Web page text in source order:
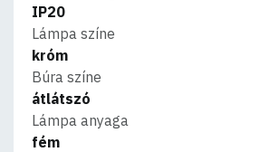
IP20
Lámpa színe
króm
Búra színe
átlátszó
Lámpa anyaga
fém